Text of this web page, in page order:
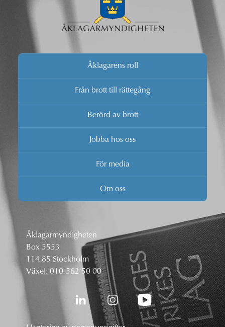
Åklagarens roll
Från brott till rättegång
Berörd av brott
Jobba hos oss
För media
Om oss
Åklagarmyndigheten
Box 5553
114 85 Stockholm
Växel: 010-562 50 00